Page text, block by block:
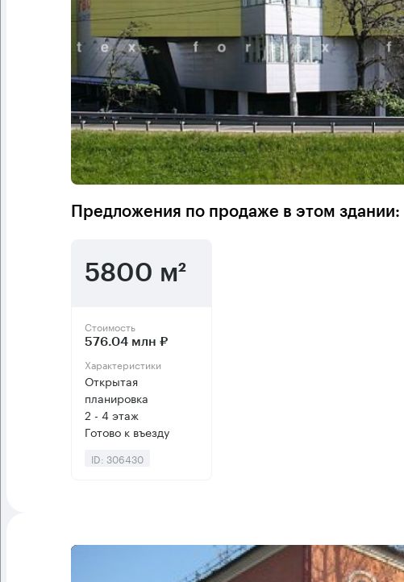
Предложения по продаже в этом здании:
5800 м²
Стоимость
576.04 млн ₽
Характеристики
Открытая
планировка
2 - 4 этаж
Готово к въезду
ID: 306430